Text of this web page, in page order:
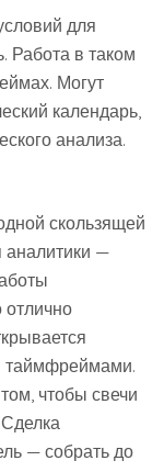
для
Работа в таком
Могут
календарь,
анализа.
скользящей
аналитики —
отлично
таймфреймами.
чтобы свечи
— собрать до